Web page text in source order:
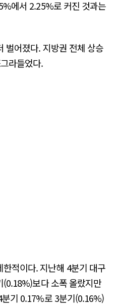
에서 2.25%로 커진 것과는
벌어졌다. 지방권 전체 상승
라들었다.
적이다. 지난해 4분기 대구
보다 소폭 올랐지만
기 0.17%로 3분기(0.16%)